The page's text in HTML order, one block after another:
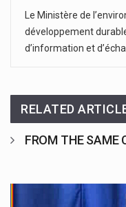
Le Ministère de
développement
d’information et
RELATED
FROM THE SAME